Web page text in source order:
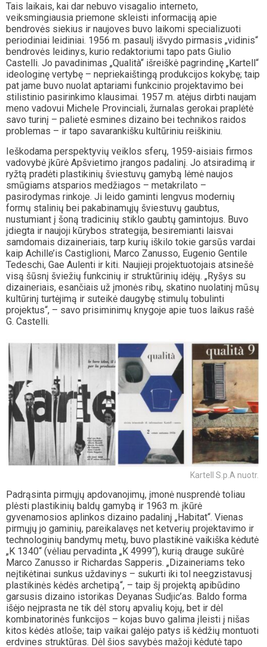
Tais laikais, kai dar nebuvo visagalio interneto,
veiksmingiausia priemone skleisti informaciją apie
bendrovės siekius ir naujoves buvo laikomi specializuoti
periodiniai leidiniai. 1956 m. pasaulį išvydo pirmasis „vidinis“
bendrovės leidinys, kurio redaktoriumi tapo pats Giulio
Castelli. Jo pavadinimas „Qualità“ išreiškė pagrindinę „Kartell“
ideologinę vertybę – nepriekaištingą produkcijos kokybę; taip
pat jame buvo nuolat aptariami funkcinio projektavimo bei
stilistinio pasirinkimo klausimai. 1957 m. atėjus dirbti naujam
meno vadovui Michele Provinciali, žurnalas gerokai praplėtė
savo turinį – palietė esmines dizaino bei technikos raidos
problemas – ir tapo savarankišku kultūriniu reiškiniu.
Ieškodama perspektyvių veiklos sferų, 1959-aisiais firmos
vadovybė įkūrė Apšvietimo įrangos padalinį. Jo atsiradimą ir
ryžtą pradėti plastikinių šviestuvų gamybą lėmė naujos
smūgiams atsparios medžiagos – metakrilato –
pasirodymas rinkoje. Ji leido gaminti lengvus modernių
formų stalinių bei pakabinamųjų šviestuvų gaubtus,
nustumiant į šoną tradicinių stiklo gaubtų gamintojus. Buvo
įdiegta ir naujoji kūrybos strategija, besiremianti laisvai
samdomais dizaineriais, tarp kurių iškilo tokie garsūs vardai
kaip Achille’is Castiglioni, Marco Zanusso, Eugenio Gentile
Tedeschi, Gae Aulenti ir kiti. Naujieji projektuotojais atsinešė
visą šūsnį šviežių funkcinių ir struktūrinių idėjų. „Ryšys su
dizaineriais, esančiais už įmonės ribų, skatino nuolatinį mūsų
kultūrinį turtėjimą ir suteikė daugybę stimulų tobulinti
projektus“, – savo prisiminimų knygoje apie tuos laikus rašė
G. Castelli.
Kartell S.p.A nuotr.
Padrąsinta pirmųjų apdovanojimų, įmonė nusprendė toliau
plėsti plastikinių baldų gamybą ir 1963 m. įkūrė
gyvenamosios aplinkos dizaino padalinį „Habitat“. Vienas
pirmųjų jo gaminių, pareikalavęs net ketverių projektavimo ir
technologinių bandymų metų, buvo plastikinė vaikiška kėdutė
„K 1340“ (vėliau pervadinta „K 4999“), kurią drauge sukūrė
Marco Zanusso ir Richardas Sapperis. „Dizaineriams teko
neįtikėtinai sunkus uždavinys – sukurti iki tol neegzistavusį
plastikinės kėdės archetipą“, – taip šį projektą apibūdino
garsusis dizaino istorikas Deyanas Sudjic’as. Baldo forma
išėjo neįprasta ne tik dėl storų apvalių kojų, bet ir dėl
kombinatorinės funkcijos – kojas buvo galima įleisti į nišas
kitos kėdės atloše; taip vaikai galėjo patys iš kėdžių montuoti
erdvines struktūras. Dėl šios savybės mažoji kėdutė tapo